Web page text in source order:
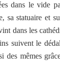
dans le vide
sa statuaire et
dans les
suivent le
mêmes